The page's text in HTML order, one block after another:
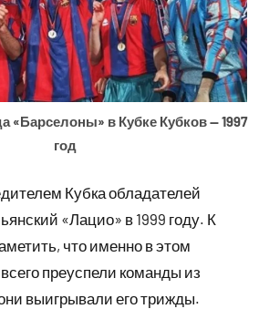
«Барселоны» в Кубке Кубков — 1997
год
Кубка обладателей
«Лацио» в 1999 году. К
что именно в этом
преуспели команды из
выигрывали его трижды.